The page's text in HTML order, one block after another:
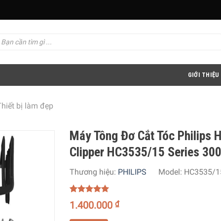
GIỚI THIỆU
bị làm đẹp
Máy Tông Đơ Cắt Tóc Philips
Clipper HC3535/15 Series
Thương hiệu: PHILIPS Model: HC3535/
5.00trên 5
dựa trên
1
1.400.000 ₫